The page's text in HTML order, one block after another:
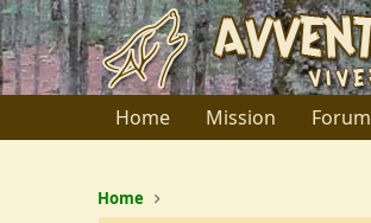
Home Mission Forum
Home